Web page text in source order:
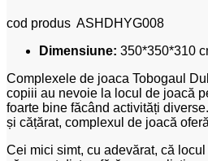
cod produs ASHDHYG008
Dimensiune: 350*350*310
Complexele de joaca Tobogaul
copiii au nevoie la locul de joacă
foarte bine făcând activități
și cățărat, complexul de joacă
Cei mici simt, cu adevărat, că